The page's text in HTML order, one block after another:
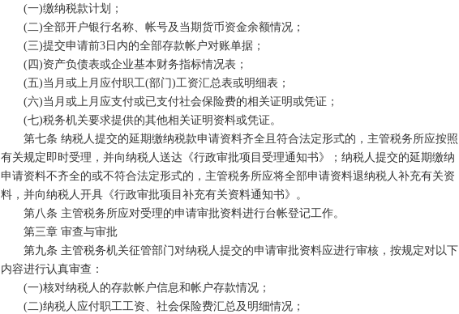
(一)缴纳税款计划；
(二)全部开户银行名称、帐号及当期货币资金余额情况；
(三)提交申请前3日内的全部存款帐户对账单据；
(四)资产负债表或企业基本财务指标情况表；
(五)当月或上月应付职工(部门)工资汇总表或明细表；
(六)当月或上月应支付或已支付社会保险费的相关证明或凭证；
(七)税务机关要求提供的其他相关证明资料或凭证。
第七条 纳税人提交的延期缴纳税款申请资料齐全且符合法定形式的，主管税务所应按照
有关规定即时受理，并向纳税人送达《行政审批项目受理通知书》；纳税人提交的延期缴纳
申请资料不齐全的或不符合法定形式的，主管税务所应将全部申请资料退纳税人补充有关资
料，并向纳税人开具《行政审批项目补充有关资料通知书》。
第八条 主管税务所应对受理的申请审批资料进行台帐登记工作。
第三章 审查与审批
第九条 主管税务机关征管部门对纳税人提交的申请审批资料应进行审核，按规定对以下
内容进行认真审查：
(一)核对纳税人的存款帐户信息和帐户存款情况；
(二)纳税人应付职工工资、社会保险费汇总及明细情况；